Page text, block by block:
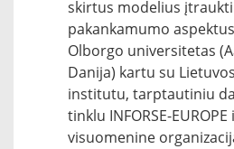
skirtus modelius
pakankamumo
Olborgo universitetas
Danija) kartu su
institutu, tarptautiniu
tinklu INFORSE-
visuomenine